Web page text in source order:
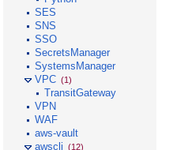
SES
SNS
SSO
SecretsManager
SystemsManager
VPC (1)
TransitGateway
VPN
WAF
aws-vault
awscli (12)